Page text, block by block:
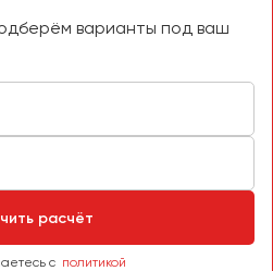
варианты под ваш
расчёт
с политикой